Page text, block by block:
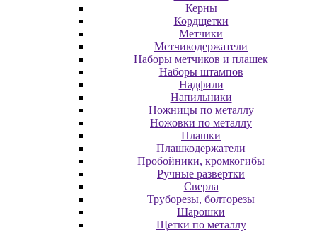
Керны
Кордщетки
Метчики
Метчикодержатели
Наборы метчиков и плашек
Наборы штампов
Надфили
Напильники
Ножницы по металлу
Ножовки по металлу
Плашки
Плашкодержатели
Пробойники, кромкогибы
Ручные развертки
Сверла
Труборезы, болторезы
Шарошки
Щетки по металлу